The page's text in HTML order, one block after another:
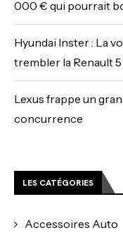
000 € qui pourrait
Hyundai Inster : La
trembler la Renault
Lexus frappe un
concurrence
LES CATÉGORIES
Accessoires Auto